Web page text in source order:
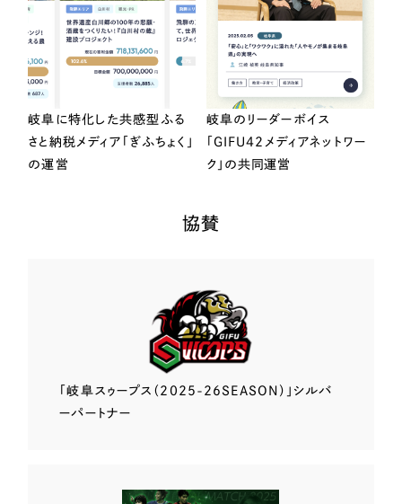
岐阜に特化した共感型ふる
さと納税メディア「ぎふちょく」
の運営
岐阜のリーダーボイス
「GIFU42メディアネットワー
ク」の共同運営
協賛
「岐阜スゥープス （2025-26SEASON）」 シルバ
ーパートナー